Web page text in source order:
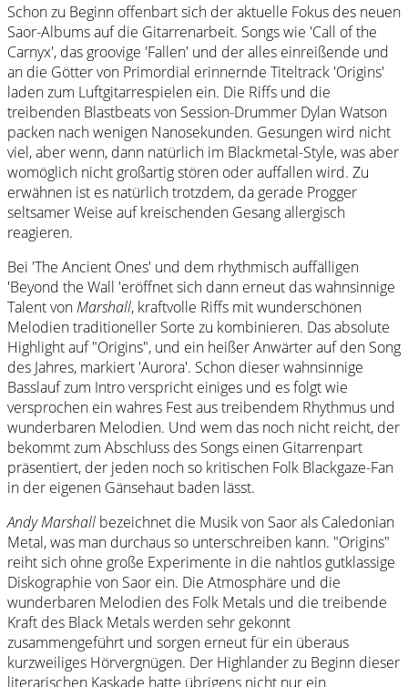
Schon zu Beginn offenbart sich der aktuelle Fokus des neuen
Saor-Albums auf die Gitarrenarbeit. Songs wie 'Call of the
Carnyx', das groovige 'Fallen' und der alles einreißende und
an die Götter von Primordial erinnernde Titeltrack 'Origins'
laden zum Luftgitarrespielen ein. Die Riffs und die
treibenden Blastbeats von Session-Drummer Dylan Watson
packen nach wenigen Nanosekunden. Gesungen wird nicht
viel, aber wenn, dann natürlich im Blackmetal-Style, was aber
womöglich nicht großartig stören oder auffallen wird. Zu
erwähnen ist es natürlich trotzdem, da gerade Progger
seltsamer Weise auf kreischenden Gesang allergisch
reagieren.
Bei 'The Ancient Ones' und dem rhythmisch auffälligen
'Beyond the Wall 'eröffnet sich dann erneut das wahnsinnige
Talent von Marshall, kraftvolle Riffs mit wunderschönen
Melodien traditioneller Sorte zu kombinieren. Das absolute
Highlight auf "Origins", und ein heißer Anwärter auf den Song
des Jahres, markiert 'Aurora'. Schon dieser wahnsinnige
Basslauf zum Intro verspricht einiges und es folgt wie
versprochen ein wahres Fest aus treibendem Rhythmus und
wunderbaren Melodien. Und wem das noch nicht reicht, der
bekommt zum Abschluss des Songs einen Gitarrenpart
präsentiert, der jeden noch so kritischen Folk Blackgaze-Fan
in der eigenen Gänsehaut baden lässt.
Andy Marshall bezeichnet die Musik von Saor als Caledonian
Metal, was man durchaus so unterschreiben kann. "Origins"
reiht sich ohne große Experimente in die nahtlos gutklassige
Diskographie von Saor ein. Die Atmosphäre und die
wunderbaren Melodien des Folk Metals und die treibende
Kraft des Black Metals werden sehr gekonnt
zusammengeführt und sorgen erneut für ein überaus
kurzweiliges Hörvergnügen. Der Highlander zu Beginn dieser
literarischen Kaskade hatte übrigens nicht nur ein